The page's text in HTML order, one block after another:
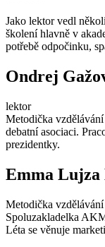
Jako lektor vedl
školení hlavně v
potřebě odpočinku,
Ondrej
lektor
Metodička
debatní asociaci.
prezidentky.
Emma Lujza
Metodička vzdělávání
Spoluzakladelka
Léta se věnuje